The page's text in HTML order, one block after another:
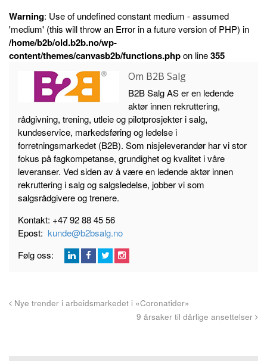
Warning: Use of undefined constant medium - assumed
'medium' (this will throw an Error in a future version of PHP) in
/home/b2b/old.b2b.no/wp-
content/themes/canvasb2b/functions.phpon line355
Om B2B Salg
B2B Salg AS er en ledende
aktør innen rekruttering,
rådgivning, trening, utleie og pilotprosjekter i salg,
kundeservice, markedsføring og ledelse i
forretningsmarkedet (B2B). Som nisjeleverandør har vi stor
fokus på fagkompetanse, grundighet og kvalitet i våre
leveranser. Ved siden av å være en ledende aktør innen
rekruttering i salg og salgsledelse, jobber vi som
salgsrådgivere og trenere.
Kontakt: +47 92 88 45 56
Epost: kunde@b2bsalg.no
Følg oss:
e
a
b
w
t
G
o
l
Nye trender i arbeidsmarkedet i «Coronatider»
9 årsaker til dårlige ansettelser